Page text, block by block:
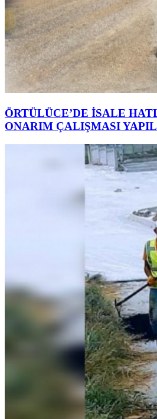
ÖRTÜLÜCE’DE İSALE
ONARIM ÇALIŞMASI